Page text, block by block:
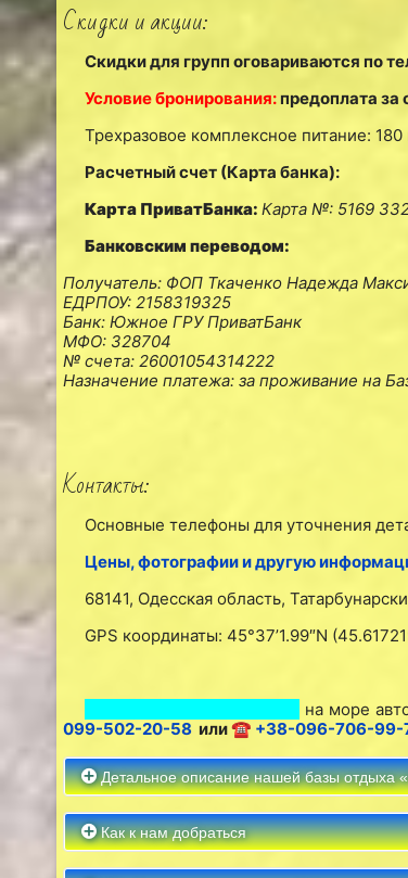
Скидки и акции:
Скидки для групп оговариваются по
Условие бронирования: предоплата за
Трехразовое комплексное питание: 180
Расчетный счет (Карта банка):
Карта ПриватБанка: Карта №: 5169
Банковским переводом:
Получатель: ФОП Ткаченко Надежда
ЕДРПОУ: 2158319325
Банк: Южное ГРУ ПриватБанк
МФО: 328704
№ счета: 26001054314222
Назначение платежа: за проживание на
Контакты:
Основные телефоны для уточнения
Цены, фотографии и другую
68141, Одесская область,
GPS координаты: 45°37’1.99″N
на море
099-502-20-58 или☎ +38-096-706-99-
Детальное описание нашей базы отдыха
Как к нам добраться